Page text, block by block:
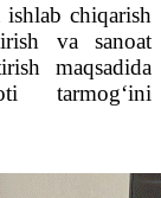
chiqarish
va sanoat
maqsadida
tarmog‘ini